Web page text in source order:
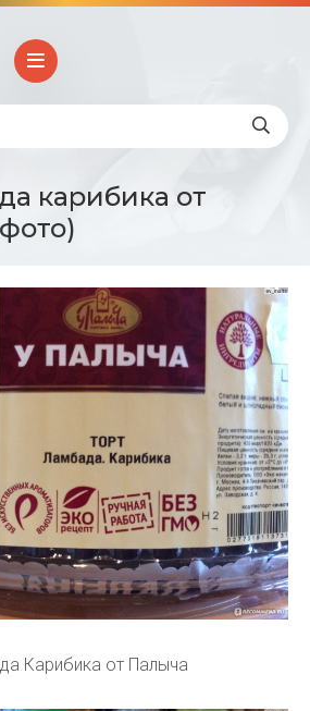
карибика от
Карибика от Палыча